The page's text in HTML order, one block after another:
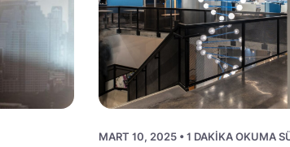
MART 10, 2025 • 1 DAKIKA OKUMA